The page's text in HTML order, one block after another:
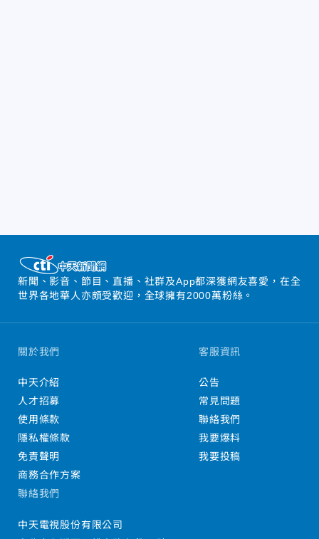
新聞、影音、節目、直播、社群及App都深獲網友喜愛，在全
世界各地華人亦頗受歡迎，全球擁有2000萬粉絲。
關於我們
中天介紹
人才招募
使用條款
隱私權條款
免責聲明
商務合作方案
客服資訊
公告
常見問題
聯絡我們
我要爆料
我要投稿
聯絡我們
中天電視股份有限公司